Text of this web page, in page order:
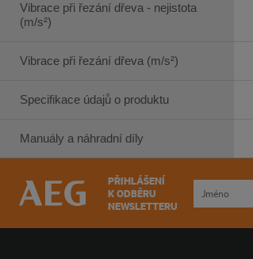
Vibrace při řezání dřeva - nejistota
(m/s²)
Vibrace při řezání dřeva (m/s²)
Specifikace údajů o produktu
Manuály a náhradní díly
PŘIHLÁŠENÍ
K ODBĚRU
NEWSLETTERU